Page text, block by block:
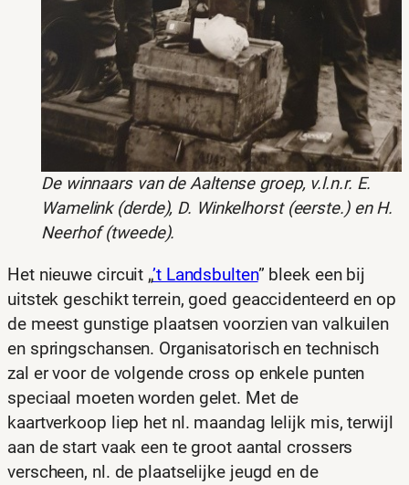
De winnaars van de Aaltense groep, v.l.n.r. E.
Wamelink (derde), D. Winkelhorst (eerste.) en H.
Neerhof (tweede).
Het nieuwe circuit „’t Landsbulten” bleek een bij
uitstek geschikt terrein, goed geaccidenteerd en op
de meest gunstige plaatsen voorzien van valkuilen
en springschansen. Organisatorisch en technisch
zal er voor de volgende cross op enkele punten
speciaal moeten worden gelet. Met de
kaartverkoop liep het nl. maandag lelijk mis, terwijl
aan de start vaak een te groot aantal crossers
verscheen, nl. de plaatselijke jeugd en de